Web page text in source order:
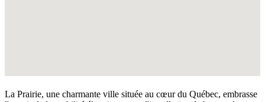
La Prairie, une charmante ville située au cœur du Québec, embrasse